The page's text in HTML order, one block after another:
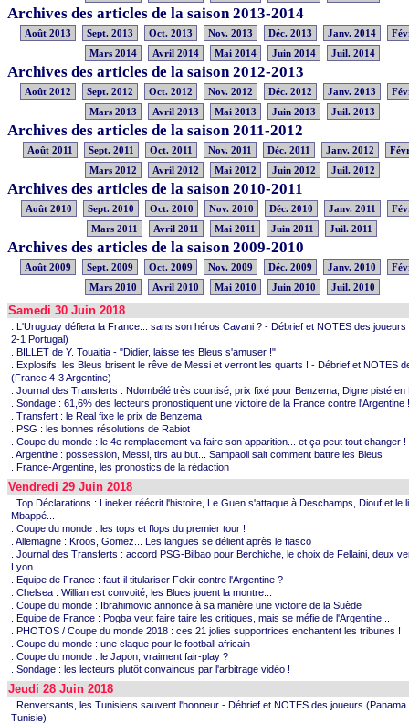
Archives des articles de la saison 2013-2014
Août 2013 Sept. 2013 Oct. 2013 Nov. 2013 Déc. 2013 Janv. 2014
Mars 2014
Avril 2014 Mai 2014 Juin 2014 Juil. 2014
Archives des articles de la saison 2012-2013
Août 2012 Sept. 2012 Oct. 2012 Nov. 2012 Déc. 2012 Janv. 2013
Mars 2013
Avril 2013 Mai 2013 Juin 2013 Juil. 2013
Archives des articles de la saison 2011-2012
Août 2011 Sept. 2011 Oct. 2011 Nov. 2011 Déc. 2011 Janv. 2012
Mars 2012
Avril 2012 Mai 2012 Juin 2012 Juil. 2012
Archives des articles de la saison 2010-2011
Août 2010 Sept. 2010 Oct. 2010 Nov. 2010 Déc. 2010 Janv. 2011
Mars 2011
Avril 2011 Mai 2011 Juin 2011 Juil. 2011
Archives des articles de la saison 2009-2010
Août 2009 Sept. 2009 Oct. 2009 Nov. 2009 Déc. 2009 Janv. 2010
Mars 2010
Avril 2010 Mai 2010 Juin 2010 Juil. 2010
Samedi 30 Juin 2018
. L'Uruguay défiera la France... sans son héros Cavani ? - Débrief et NOTES des
2-1 Portugal)
. BILLET de Y. Touaitia - "Didier, laisse tes Bleus s'amuser !"
. Explosifs, les Bleus brisent le rêve de Messi et verront les quarts ! - Débrief et NOTES
(France 4-3 Argentine)
. Journal des Transferts : Ndombélé très courtisé, prix fixé pour Benzema, Digne pisté en
. Sondage : 61,6% des lecteurs pronostiquent une victoire de la France contre l'Argentine !
. Transfert : le Real fixe le prix de Benzema
. PSG : les bonnes résolutions de Rabiot
. Coupe du monde : le 4e remplacement va faire son apparition... et ça peut tout changer !
. Argentine : possession, Messi, tirs au but... Sampaoli sait comment battre les Bleus
. France-Argentine, les pronostics de la rédaction
Vendredi 29 Juin 2018
. Top Déclarations : Lineker réécrit l'histoire, Le Guen s'attaque à Deschamps, Diouf et le
Mbappé...
. Coupe du monde : les tops et flops du premier tour !
. Allemagne : Kroos, Gomez... Les langues se délient après le fiasco
. Journal des Transferts : accord PSG-Bilbao pour Berchiche, le choix de Fellaini, deux
Lyon...
. Equipe de France : faut-il titulariser Fekir contre l'Argentine ?
. Chelsea : Willian est convoité, les Blues jouent la montre...
. Coupe du monde : Ibrahimovic annonce à sa manière une victoire de la Suède
. Equipe de France : Pogba veut faire taire les critiques, mais se méfie de l'Argentine...
. PHOTOS / Coupe du monde 2018 : ces 21 jolies supportrices enchantent les tribunes !
. Coupe du monde : une claque pour le football africain
. Coupe du monde : le Japon, vraiment fair-play ?
. Sondage : les lecteurs plutôt convaincus par l'arbitrage vidéo !
Jeudi 28 Juin 2018
. Renversants, les Tunisiens sauvent l'honneur - Débrief et NOTES des joueurs (Panama
Tunisie)